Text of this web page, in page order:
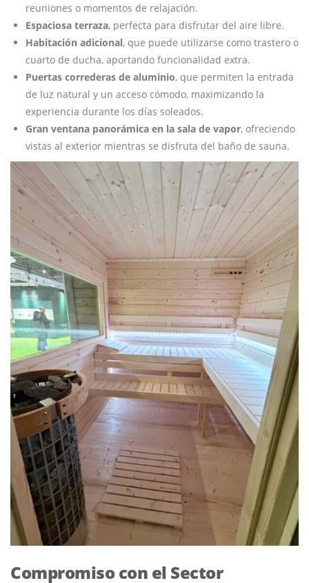
reuniones o momentos de relajación.
Espaciosa terraza, perfecta para disfrutar del aire libre.
Habitación adicional, que puede utilizarse como trastero o
cuarto de ducha, aportando funcionalidad extra.
Puertas correderas de aluminio, que permiten la entrada
de luz natural y un acceso cómodo, maximizando la
experiencia durante los días soleados.
Gran ventana panorámica en la sala de vapor, ofreciendo
vistas al exterior mientras se disfruta del baño de sauna.
Compromiso con el Sector